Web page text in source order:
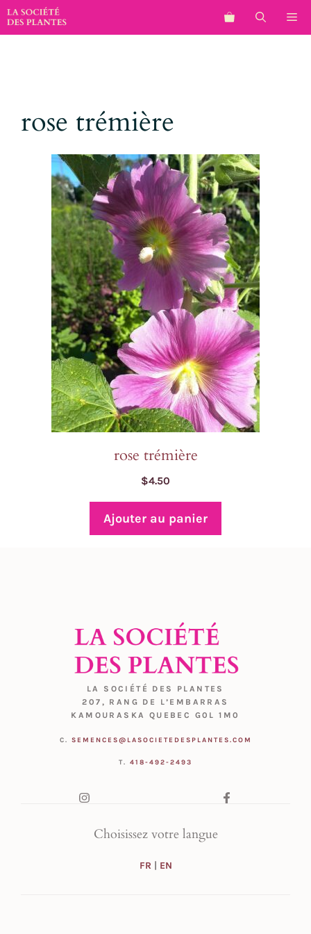
Aller
au
rose trémière
rose trémière
$4.50
Ajouter au panier
LA SOCIÉTÉ DES PLANTES
207, RANG DE L’EMBARRAS
KAMOURASKA QUEBEC G0L 1M0
C. SEMENCES@LASOCIETEDESPLANTES.COM
T. 418-492-2493
Choisissez votre langue
FR | EN